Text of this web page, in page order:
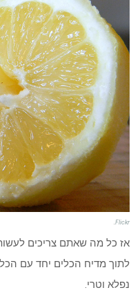
Flickr
אז כל מה שאתם צריכים
לתוך מדיח הכלים יחד עם
נפלא וטרי.